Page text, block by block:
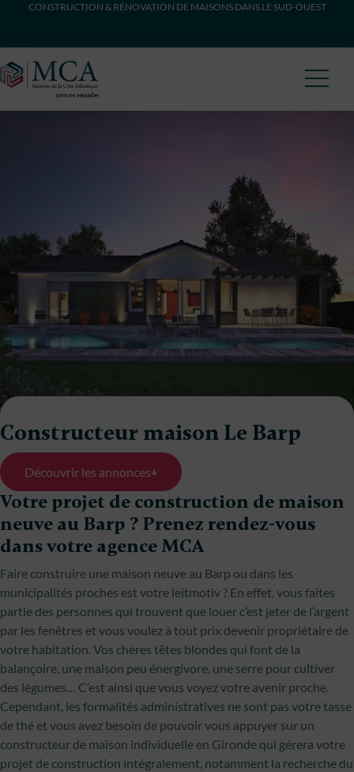
CONSTRUCTION & RÉNOVATION DE MAISONS DANS LE SUD-OUEST
Constructeur maison Le Barp
Découvrir les annonces
Votre projet de construction de maison
neuve au Barp ? Prenez rendez-vous
dans votre agence MCA
Faire construire une maison neuve au Barp ou dans les
municipalités proches est votre leitmotiv ? En effet, vous faites
partie des personnes qui trouvent que louer c’est jeter de l’argent
par les fenêtres et vous voulez à tout prix devenir propriétaire de
votre habitation. Vos chères têtes blondes qui font de la
balançoire, une maison peu énergivore, une serre pour cultiver
des légumes… C’est ainsi que vous voyez votre avenir proche.
Cependant, les formalités administratives ne sont pas votre tasse
de thé et vous avez besoin de pouvoir vous appuyer sur un
constructeur de maison individuelle en Gironde qui gérera votre
projet de construction intégralement, notamment la recherche du